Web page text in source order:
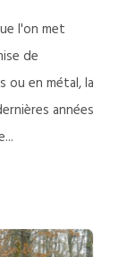
l'on met
de
ou en métal, la
années